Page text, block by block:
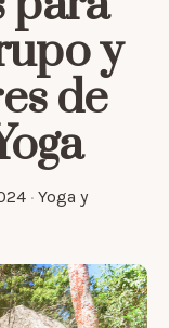
y
de
· Yoga y